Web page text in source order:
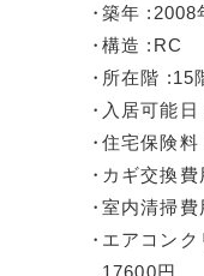
築年 :2008
構造 :RC
所在階 :15
入居可能
住宅保険料
カギ交換
室内清掃
エアコン
17600円